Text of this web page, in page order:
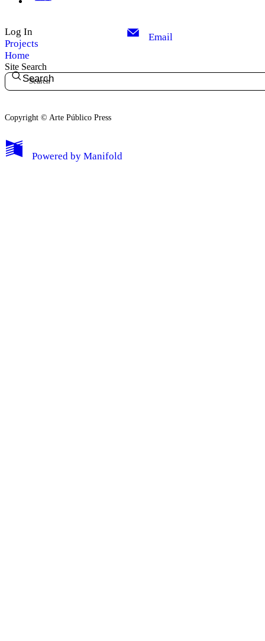
My Notes + Comments
Log In
Projects
Home
Email
Site Search
Search
Copyright © Arte Público Press
Powered by Manifold